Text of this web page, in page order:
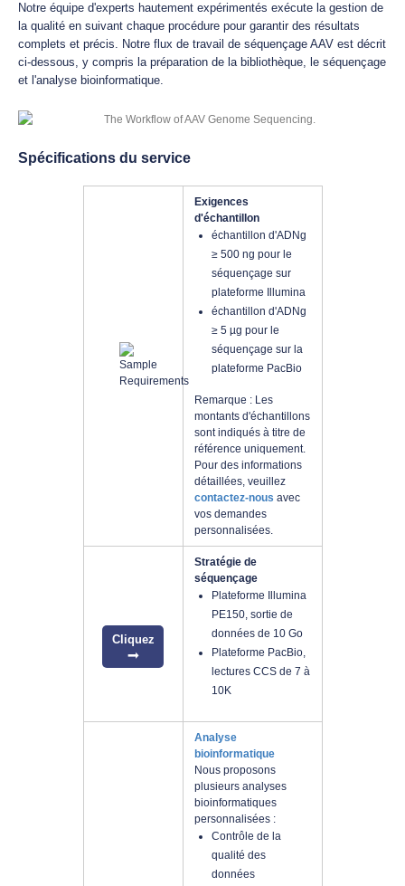
Notre équipe d'experts hautement expérimentés exécute la gestion de
la qualité en suivant chaque procédure pour garantir des résultats
complets et précis. Notre flux de travail de séquençage AAV est décrit
ci-dessous, y compris la préparation de la bibliothèque, le séquençage
et l'analyse bioinformatique.
Spécifications du service
Exigences
d'échantillon
échantillon d'ADNg
≥ 500 ng pour le
séquençage sur
plateforme Illumina
échantillon d'ADNg
≥ 5 µg pour le
séquençage sur la
plateforme PacBio
Remarque : Les
montants d'échantillons
sont indiqués à titre de
référence uniquement.
Pour des informations
détaillées, veuillez
contactez-nous avec
vos demandes
personnalisées.
Cliquez
Stratégie de
séquençage
Plateforme Illumina
PE150, sortie de
données de 10 Go
Plateforme PacBio,
lectures CCS de 7 à
10K
Analyse
bioinformatique
Nous proposons
plusieurs analyses
bioinformatiques
personnalisées :
Contrôle de la
qualité des
données